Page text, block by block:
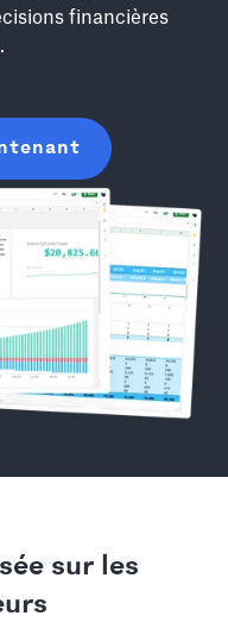
financières
sur les